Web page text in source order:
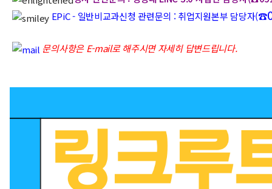
EPiC - 일반비교과신청 관련문의 : 취업지원본부 담당자(☎
문의사항은 E-mail로 해주시면 자세히 답변드립니다.